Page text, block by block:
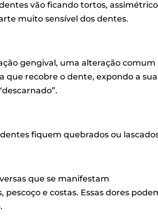
vão ficando tortos,
muito sensível dos dentes.
gengival, uma alteração comum
que recobre o dente, expondo a sua
fiquem quebrados ou
que se manifestam
e costas. Essas dores